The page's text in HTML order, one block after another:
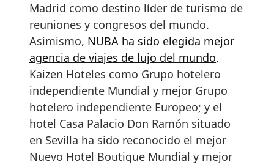
Madrid como destino líder de turismo de
reuniones y congresos del mundo.
Asimismo, NUBA ha sido elegida mejor
agencia de viajes de lujo del mundo,
Kaizen Hoteles como Grupo hotelero
independiente Mundial y mejor Grupo
hotelero independiente Europeo; y el
hotel Casa Palacio Don Ramón situado
en Sevilla ha sido reconocido el mejor
Nuevo Hotel Boutique Mundial y mejor